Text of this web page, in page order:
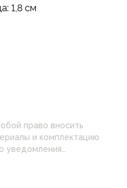
1,8 см
право вносить
и комплектацию
уведомления
что связано с